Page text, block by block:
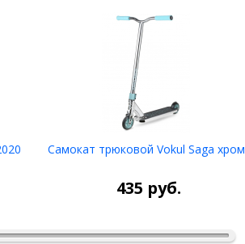
Самокат трюковой Vokul Saga хром
435 руб.